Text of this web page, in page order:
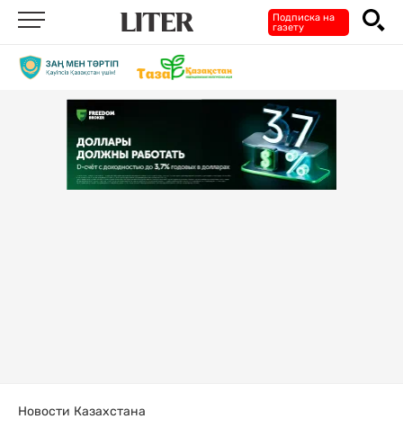
Подписка на
газету
Новости Казахстана